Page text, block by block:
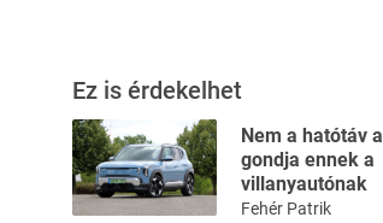
Ez is érdekelhet
Nem a hatótáv a
gondja ennek a
villanyautónak
Fehér Patrik